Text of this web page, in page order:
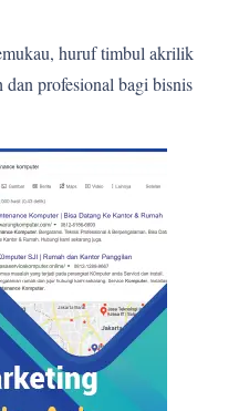
huruf timbul akrilik
dan profesional bagi bisnis